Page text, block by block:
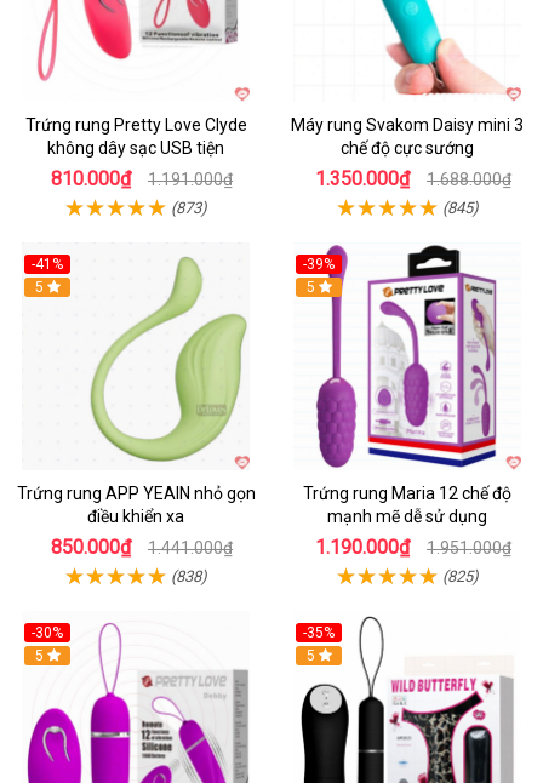
Trứng rung Pretty Love Clyde
không dây sạc USB tiện
810.000₫ 1.191.000₫
(873)
Máy rung Svakom Daisy mini 3
chế độ cực sướng
1.350.000₫ 1.688.000₫
(845)
-41%
Hot
5
Trứng rung APP YEAIN nhỏ gọn
điều khiển xa
850.000₫ 1.441.000₫
(838)
-39%
Hot
5
Trứng rung Maria 12 chế độ
mạnh mẽ dễ sử dụng
1.190.000₫ 1.951.000₫
(825)
-30%
Hot
5
-35%
Hot
5